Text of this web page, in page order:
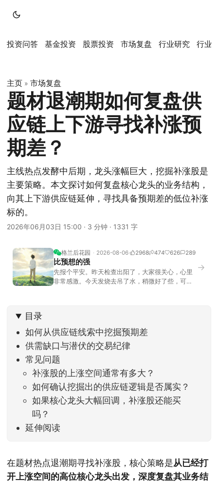
投资问答 基金投资 股票投资 市场复盘 行业研究 行业
主页 » 市场复盘
题材退潮期如何复盘供
应链上下游寻找补涨预
期差？
主线热点发酵中后期，龙头涨幅巨大，挖掘补涨股是
主要策略。本文探讨如何复盘核心龙头的业务结构，
向其上下游供应链延伸，寻找具备预期差的低位补涨
标的。
2026年06月03日 15:00 · 3 分钟 · 1331 字
格兰后花园 2026-08-06 2968 474 626 289
比预想的强
先报个平安。昨天检查出阳了，大家很关心，心里
非常感激。今天发烧去吊了水，稍微好了些，可没
去相差不大，但细看下来，跌幅超过3%的只有不到
→
目录
如何从供应链线索中挖掘预期差
供需缺口与潜伏的交易纪律
常见问题
补涨股的上涨空间通常有多大？
如何确认挖掘出的供应链逻辑是否属实？
如果核心龙头大幅回调，补涨股还能买
吗？
延伸阅读
在题材热点退潮期寻找补涨股，核心策略是从已经打
开上涨空间的高位核心龙头出发，深度复盘其业务结